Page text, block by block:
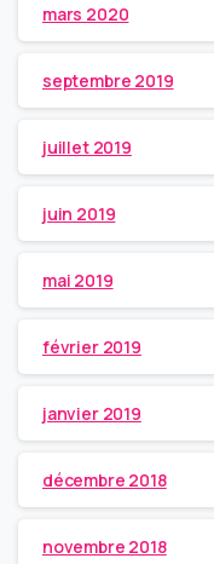
mars 2020
septembre 2019
juillet 2019
juin 2019
mai 2019
février 2019
janvier 2019
décembre 2018
novembre 2018